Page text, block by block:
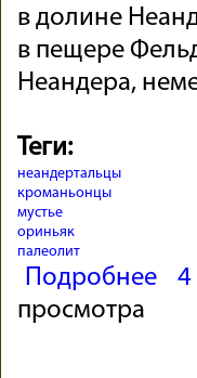
в долине
в пещере
Неандера,
Теги:
неандертальцы
кроманьонцы
мустье
ориньяк
палеолит
Подробнее о 4
просмотра